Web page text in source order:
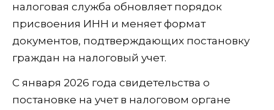
налоговая служба обновляет порядок
присвоения ИНН и меняет формат
документов, подтверждающих постановку
граждан на налоговый учет.
С января 2026 года свидетельства о
постановке на учет в налоговом органе